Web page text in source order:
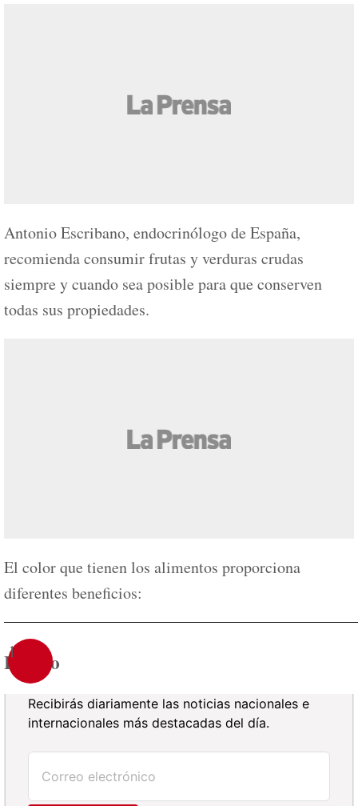
Antonio Escribano, endocrinólogo de España,
recomienda consumir frutas y verduras crudas
siempre y cuando sea posible para que conserven
todas sus propiedades.
El color que tienen los alimentos proporciona
diferentes beneficios:
1
Blanco
Recibirás diariamente las noticias nacionales e
internacionales más destacadas del día.